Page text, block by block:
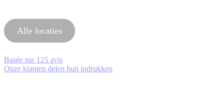
Alle locaties
Basée sur 125 avis
Onze klanten delen hun indrukken